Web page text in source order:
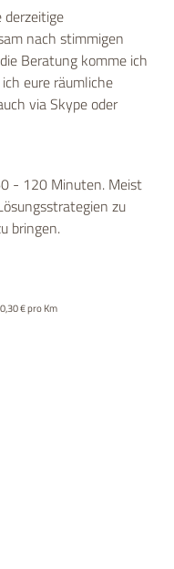
nach stimmigen
Beratung komme ich
eure räumliche
via Skype oder
- 120 Minuten. Meist
zu
bringen.
€ pro Km